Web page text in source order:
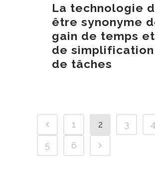
La technologie
être synonyme
gain de temps et
de simplification
de tâches
1 2 3
4
5
6